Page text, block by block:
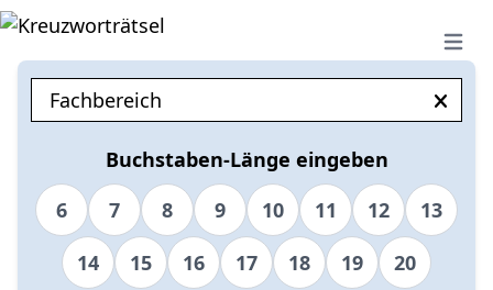
Open
Buchstaben-Länge eingeben
6
7 8 9 10 11 12
13
14
15 16 17 18 19 20